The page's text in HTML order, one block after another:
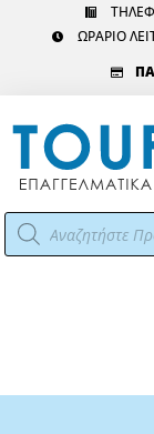
ΩΡΑΡΙΟ
Αναζήτηση
προϊόντων